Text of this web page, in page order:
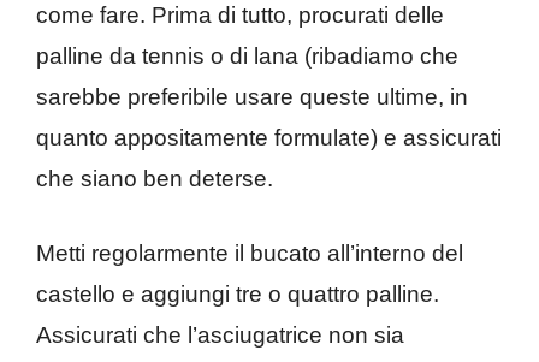
come fare. Prima di tutto, procurati delle
palline da tennis o di lana (ribadiamo che
sarebbe preferibile usare queste ultime, in
quanto appositamente formulate) e assicurati
che siano ben deterse.
Metti regolarmente il bucato all’interno del
castello e aggiungi tre o quattro palline.
Assicurati che l’asciugatrice non sia